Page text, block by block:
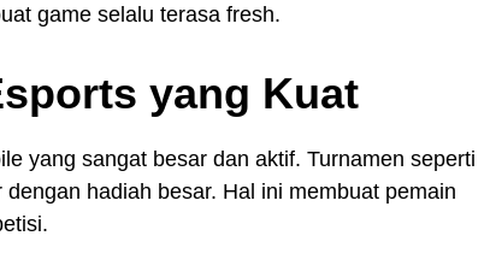
game selalu terasa fresh.
yang Kuat
yang sangat besar dan aktif. Turnamen seperti
hadiah besar. Hal ini membuat pemain